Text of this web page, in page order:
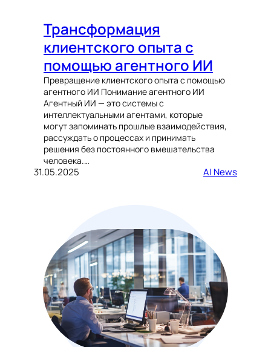
Трансформация
клиентского опыта с
помощью агентного ИИ
Превращение клиентского опыта с помощью
агентного ИИ Понимание агентного ИИ
Агентный ИИ — это системы с
интеллектуальными агентами, которые
могут запоминать прошлые взаимодействия,
рассуждать о процессах и принимать
решения без постоянного вмешательства
человека.…
31.05.2025 AI News